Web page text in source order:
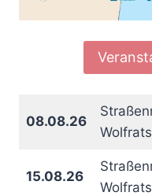
08.08.26
15.08.26